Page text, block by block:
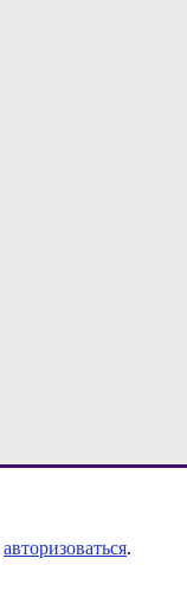
авторизоваться.